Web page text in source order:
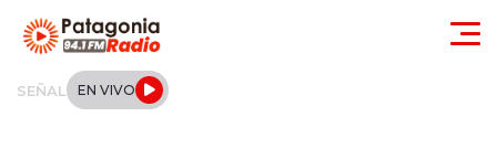
SEÑAL EN VIVO